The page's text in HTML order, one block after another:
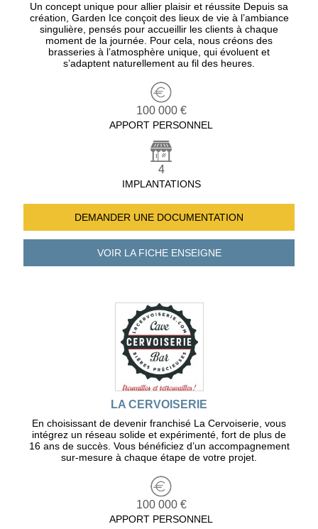
Un concept unique pour allier plaisir et réussite Depuis sa
création, Garden Ice conçoit des lieux de vie à l’ambiance
singulière, pensés pour accueillir les clients à chaque
moment de la journée. Pour cela, nous créons des
brasseries à l’atmosphère unique, qui évoluent et
s’adaptent naturellement au fil des heures.
100 000 €
APPORT PERSONNEL
4
IMPLANTATIONS
DEMANDER UNE DOCUMENTATION
VOIR LA FICHEENSEIGNE
LA CERVOISERIE
En choisissant de devenir franchisé La Cervoiserie, vous
intégrez un réseau solide et expérimenté, fort de plus de
16 ans de succès. Vous bénéficiez d’un accompagnement
sur-mesure à chaque étape de votre projet.
100 000 €
APPORT PERSONNEL